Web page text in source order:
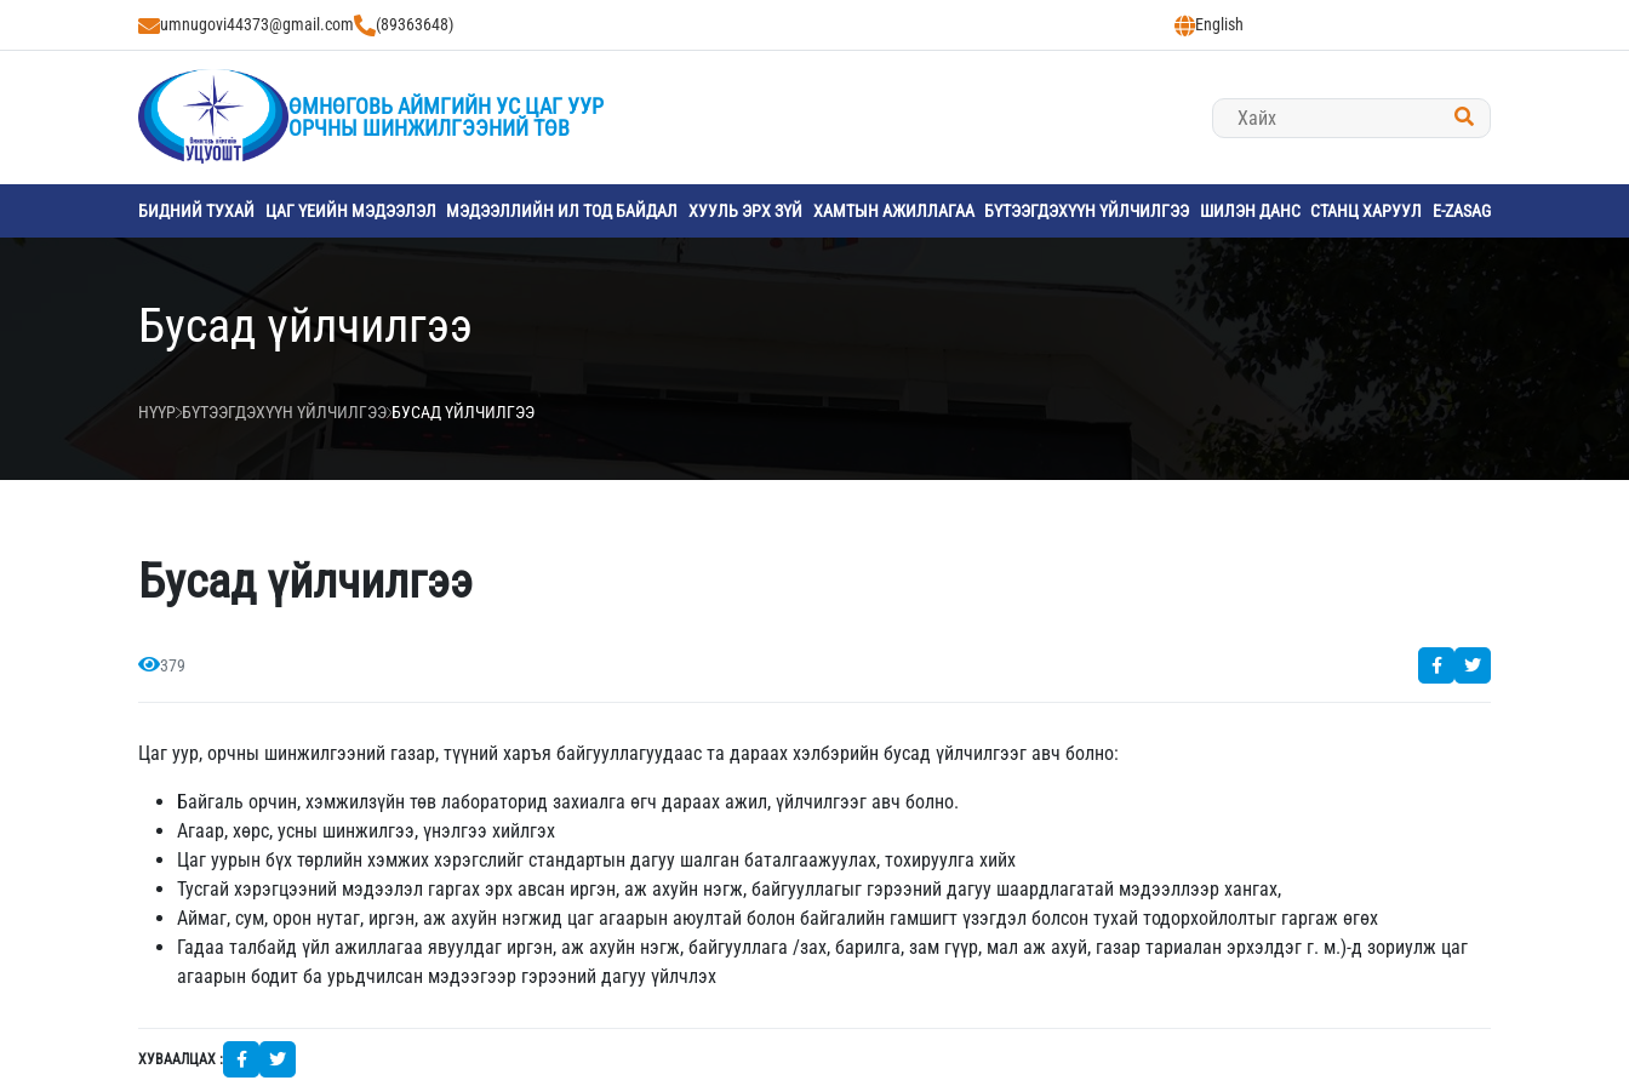
umnugovi44373@gmail.com (89363648) English
ӨМНӨГОВЬ АЙМГИЙН УС ЦАГ УУР
ОРЧНЫ ШИНЖИЛГЭЭНИЙ ТӨВ
БИДНИЙ ТУХАЙ ЦАГ ҮЕИЙН МЭДЭЭЛЭЛ МЭДЭЭЛЛИЙН ИЛ ТОД БАЙДАЛ ХУУЛЬ ЭРХ ЗҮЙ ХАМТЫН АЖИЛЛАГАА БҮТЭЭГДЭХҮҮН ҮЙЛЧИЛГЭЭ ШИЛЭН ДАНС СТАНЦ ХАРУУЛ E-ZASAG
Бусад үйлчилгээ
НҮҮР БҮТЭЭГДЭХҮҮН ҮЙЛЧИЛГЭЭ БУСАД ҮЙЛЧИЛГЭЭ
Бусад үйлчилгээ
379
Цаг уур, орчны шинжилгээний газар, түүний харъя байгууллагуудаас та дараах хэлбэрийн бусад үйлчилгээг авч болно:
Байгаль орчин, хэмжилзүйн төв лабораторид захиалга өгч дараах ажил, үйлчилгээг авч болно.
Агаар, хөрс, усны шинжилгээ, үнэлгээ хийлгэх
Цаг уурын бүх төрлийн хэмжих хэрэгслийг стандартын дагуу шалган баталгаажуулах, тохируулга хийх
Тусгай хэрэгцээний мэдээлэл гаргах эрх авсан иргэн, аж ахуйн нэгж, байгууллагыг гэрээний дагуу шаардлагатай мэдээллээр хангах,
Аймаг, сум, орон нутаг, иргэн, аж ахуйн нэгжид цаг агаарын аюултай болон байгалийн гамшигт үзэгдэл болсон тухай тодорхойлолтыг гаргаж өгөх
Гадаа талбайд үйл ажиллагаа явуулдаг иргэн, аж ахуйн нэгж, байгууллага /зах, барилга, зам гүүр, мал аж ахуй, газар тариалан эрхэлдэг г. м.)-д зориулж цаг
агаарын бодит ба урьдчилсан мэдээгээр гэрээний дагуу үйлчлэх
ХУВААЛЦАХ :